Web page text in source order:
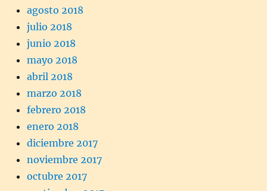
agosto 2018
julio 2018
junio 2018
mayo 2018
abril 2018
marzo 2018
febrero 2018
enero 2018
diciembre 2017
noviembre 2017
octubre 2017